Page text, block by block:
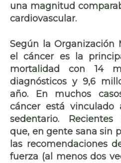
una magnitud
cardiovascular.
Según la Organización
el cáncer es la
mortalidad con 14
diagnósticos y 9,6
año. En muchos
cáncer está
sedentario.
que, en gente sana sin
las recomendaciones
fuerza (al menos dos